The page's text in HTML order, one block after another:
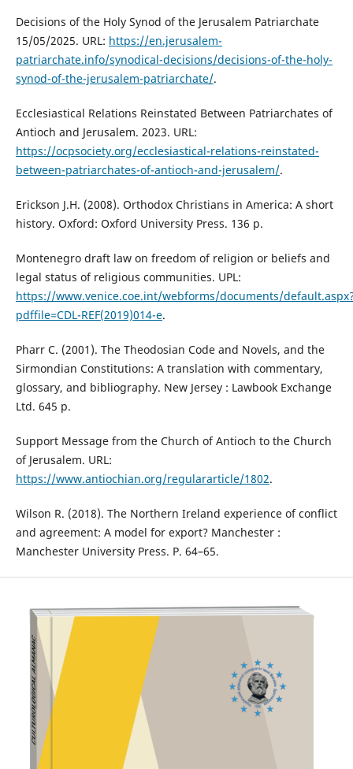
Decisions of the Holy Synod of the Jerusalem Patriarchate
15/05/2025. URL: https://en.jerusalem-
patriarchate.info/synodical-decisions/decisions-of-the-holy-
synod-of-the-jerusalem-patriarchate/.
Ecclesiastical Relations Reinstated Between Patriarchates of
Antioch and Jerusalem. 2023. URL:
https://ocpsociety.org/ecclesiastical-relations-reinstated-
between-patriarchates-of-antioch-and-jerusalem/.
Erickson J.H. (2008). Orthodox Christians in America: A short
history. Oxford: Oxford University Press. 136 р.
Montenegro draft law on freedom of religion or beliefs and
legal status of religious communities. UPL:
https://www.venice.coe.int/webforms/documents/
pdffile=CDL-REF(2019)014-e.
Pharr C. (2001). The Theodosian Code and Novels, and the
Sirmondian Constitutions: A translation with commentary,
glossary, and bibliography. New Jersey : Lawbook Exchange
Ltd. 645 р.
Support Message from the Church of Antioch to the Church
of Jerusalem. URL:
https://www.antiochian.org/regulararticle/1802.
Wilson R. (2018). The Northern Ireland experience of conflict
and agreement: A model for export? Manchester :
Manchester University Press. Р. 64–65.